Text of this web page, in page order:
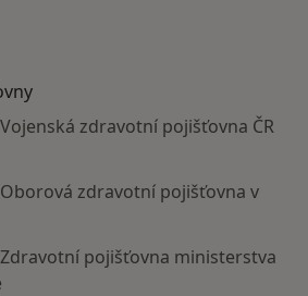
zdravotní pojišťovna ČR
zdravotní pojišťovna v
pojišťovna ministerstva